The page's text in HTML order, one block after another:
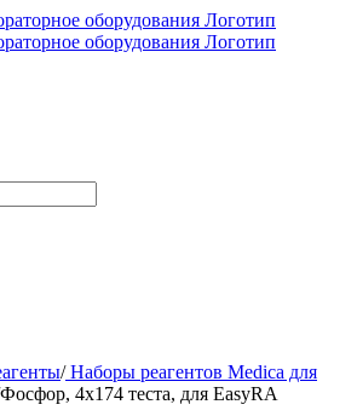
/Наборы реагентов Medica для
Фосфор, 4х174 теста, для EasyRA